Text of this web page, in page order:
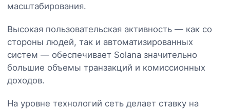
масштабирования.
Высокая пользовательская активность — как со
стороны людей, так и автоматизированных
систем — обеспечивает Solana значительно
большие объемы транзакций и комиссионных
доходов.
На уровне технологий сеть делает ставку на